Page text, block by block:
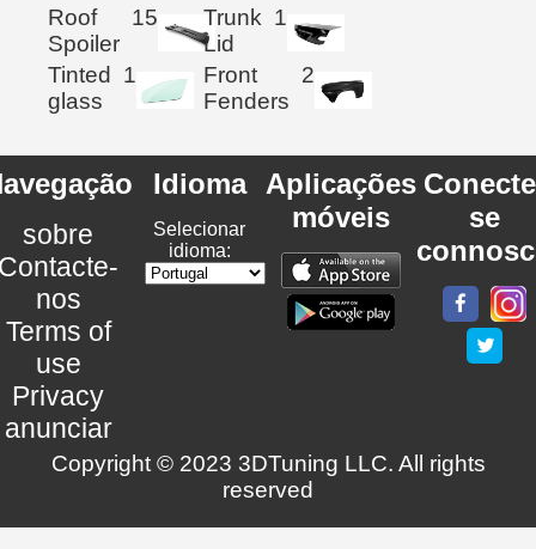
Roof
Spoiler
15
Trunk
Lid
1
Tinted
glass
1
Front
Fenders
2
sobre
nos
Terms of
use
Privacy
anunciar
Idioma
Selecionar
idioma:
Aplicações
móveis
se
Copyright © 2023 3DTuning LLC. All rights
reserved